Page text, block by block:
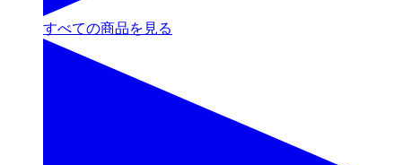
すべての商品を見る